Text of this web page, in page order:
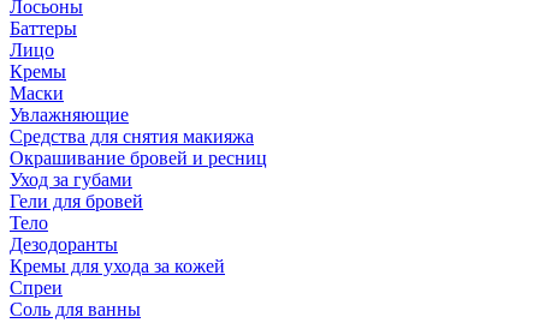
Лосьоны
Баттеры
Лицо
Кремы
Маски
Увлажняющие
Средства для снятия макияжа
Окрашивание бровей и ресниц
Уход за губами
Гели для бровей
Тело
Дезодоранты
Кремы для ухода за кожей
Спреи
Соль для ванны